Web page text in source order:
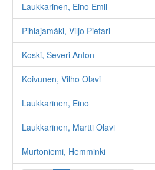
Laukkarinen, Eino Emil
Pihlajamäki, Viljo Pietari
Koski, Severi Anton
Koivunen, Vilho Olavi
Laukkarinen, Eino
Laukkarinen, Martti Olavi
Murtoniemi, Hemminki